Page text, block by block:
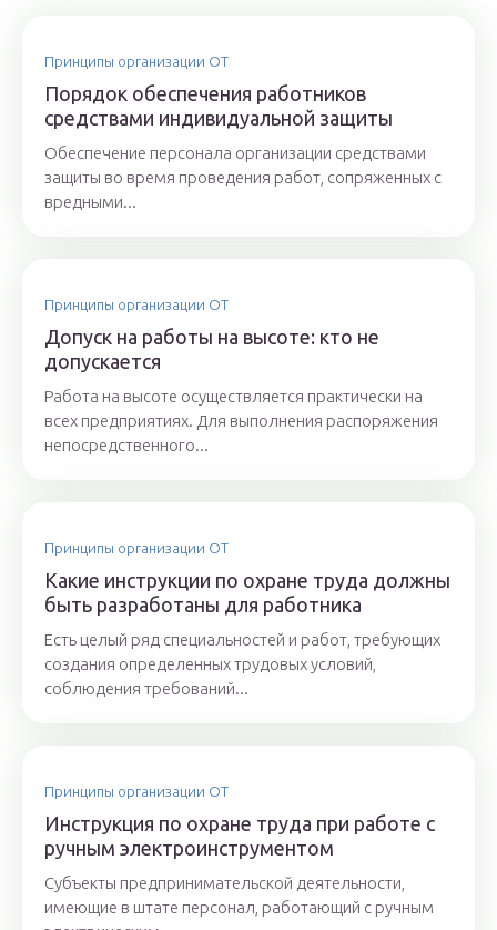
Принципы организации ОТ
Порядок обеспечения работников
средствами индивидуальной защиты
Обеспечение персонала организации средствами
защиты во время проведения работ, сопряженных с
вредными...
Принципы организации ОТ
Допуск на работы на высоте: кто не
допускается
Работа на высоте осуществляется практически на
всех предприятиях. Для выполнения распоряжения
непосредственного...
Принципы организации ОТ
Какие инструкции по охране труда должны
быть разработаны для работника
Есть целый ряд специальностей и работ, требующих
создания определенных трудовых условий,
соблюдения требований...
Принципы организации ОТ
Инструкция по охране труда при работе с
ручным электроинструментом
Субъекты предпринимательской деятельности,
имеющие в штате персонал, работающий с ручным